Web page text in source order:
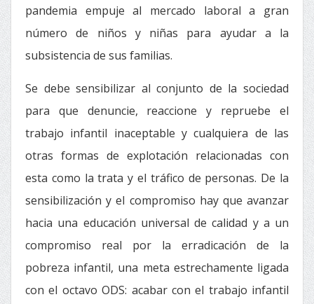
pandemia empuje al mercado laboral a gran
número de niños y niñas para ayudar a la
subsistencia de sus familias.
Se debe sensibilizar al conjunto de la sociedad
para que denuncie, reaccione y repruebe el
trabajo infantil inaceptable y cualquiera de las
otras formas de explotación relacionadas con
esta como la trata y el tráfico de personas. De la
sensibilización y el compromiso hay que avanzar
hacia una educación universal de calidad y a un
compromiso real por la erradicación de la
pobreza infantil, una meta estrechamente ligada
con el octavo ODS: acabar con el trabajo infantil